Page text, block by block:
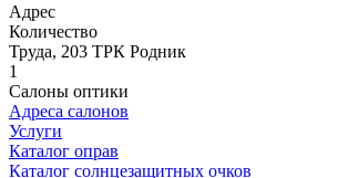
Адрес
Количество
Труда, 203 ТРК Родник
1
Салоны оптики
Адреса салонов
Услуги
Каталог оправ
Каталог солнцезащитных очков